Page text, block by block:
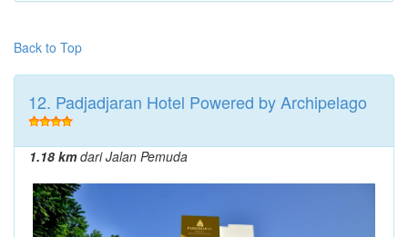
Back to Top
12. Padjadjaran Hotel Powered by Archipelago
1.18 kmdari Jalan Pemuda